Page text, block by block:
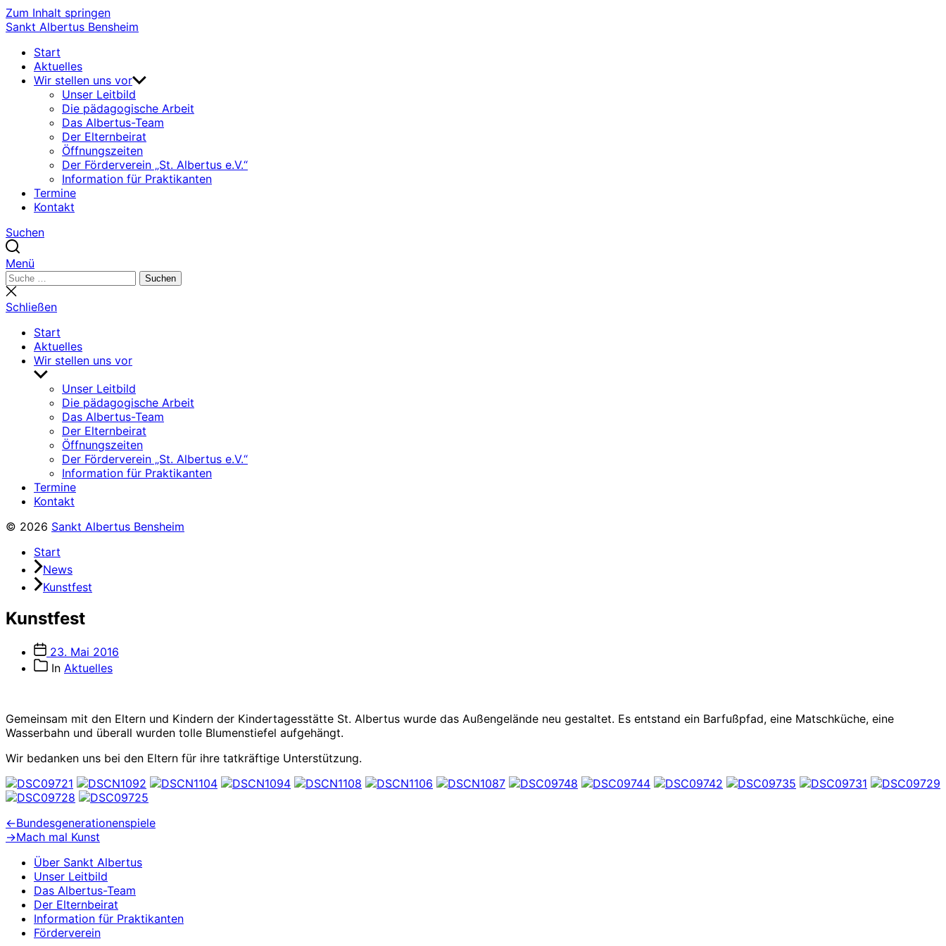
Zum Inhalt springen
Sankt Albertus Bensheim
Start
Aktuelles
Wir stellen uns vor
Unser Leitbild
Die pädagogische Arbeit
Das Albertus-Team
Der Elternbeirat
Öffnungszeiten
Der Förderverein „St. Albertus e.V.“
Information für Praktikanten
Termine
Kontakt
Suchen
Menü
Suchen
nach:
Suchen
Suche
schließen
Schließen
Start
Aktuelles
Wir stellen uns vor
Untermenü
anzeigenUnser Leitbild
Die pädagogische Arbeit
Das Albertus-Team
Der Elternbeirat
Öffnungszeiten
Der Förderverein „St. Albertus e.V.“
Information für Praktikanten
Termine
Kontakt
© 2026 Sankt Albertus Bensheim
Start
News
Kunstfest
Kunstfest
Veröffentlichungsdatum
23. Mai 2016
Beitragskategorien
In Aktuelles
Gemeinsam mit den Eltern und Kindern der Kindertagesstätte St. Albertus wurde das Außengelände neu gestaltet. Es entstand ein Barfußpfad, eine Matschküche, eine
Wasserbahn und überall wurden tolle Blumenstiefel aufgehängt.
Wir bedanken uns bei den Eltern für ihre tatkräftige Unterstützung.
Beitragsnavigation
←Vorheriger
Beitrag:
Bundesgenerationenspiele
→Nächster
Mach mal Kunst
Über Sankt Albertus
Unser Leitbild
Das Albertus-Team
Der Elternbeirat
Information für Praktikanten
Förderverein